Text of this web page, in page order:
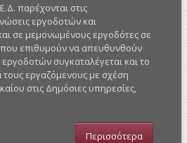
παρέχονται στις
εργοδοτών και
σε μεμονωμένους εργοδότες σε
που επιθυμούν να απευθυνθούν
συγκαταλέγεται και το
τους εργαζόμενους με σχέση
στις Δημόσιες υπηρεσίες,
Περισσότερα